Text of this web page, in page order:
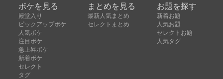
ボケを見る
殿堂入り
ピックアップボケ
人気ボケ
注目ボケ
急上昇ボケ
新着ボケ
セレクト
タグ
まとめを見る
最新人気まとめ
セレクトまとめ
お題を探す
新着お題
人気お題
セレクトお題
人気タグ